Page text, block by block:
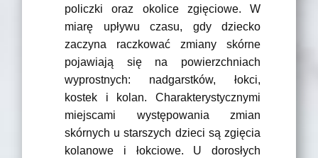
policzki oraz okolice zgięciowe. W
miarę upływu czasu, gdy dziecko
zaczyna raczkować zmiany skórne
pojawiają się na powierzchniach
wyprostnych: nadgarstków, łokci,
kostek i kolan. Charakterystycznymi
miejscami występowania zmian
skórnych u starszych dzieci są zgięcia
kolanowe i łokciowe. U dorosłych